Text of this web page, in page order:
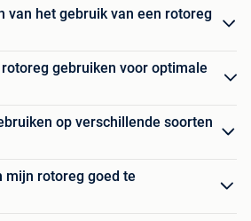
van het gebruik van een rotoreg
gebruiken voor optimale
op verschillende soorten
mijn rotoreg goed te